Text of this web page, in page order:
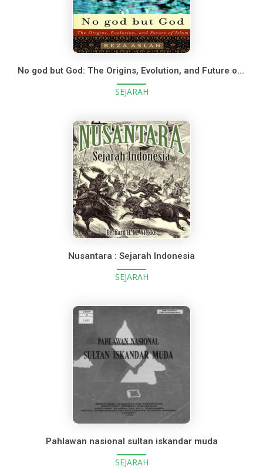
No god but God: The Origins, Evolution, and Future of Islam
SEJARAH
Nusantara : Sejarah Indonesia
SEJARAH
Pahlawan nasional sultan iskandar muda
SEJARAH